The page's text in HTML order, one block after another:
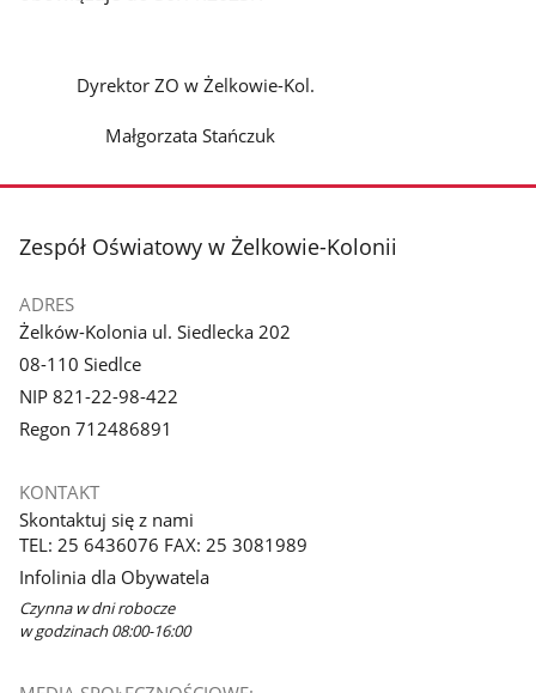
Dyrektor ZO w Żelkowie-Kol.
Małgorzata Stańczuk
stopka
Zespół Oświatowy w Żelkowie-Kolonii
ADRES
Żelków-Kolonia ul. Siedlecka 202
08-110 Siedlce
NIP 821-22-98-422
Regon 712486891
KONTAKT
Skontaktuj się z nami
TEL: 25 6436076 FAX: 25 3081989
Infolinia dla Obywatela
Czynna w dni robocze
w godzinach 08:00-16:00